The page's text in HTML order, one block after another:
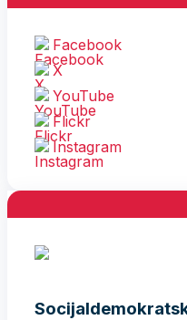
Facebook
X
YouTube
Flickr
Instagram